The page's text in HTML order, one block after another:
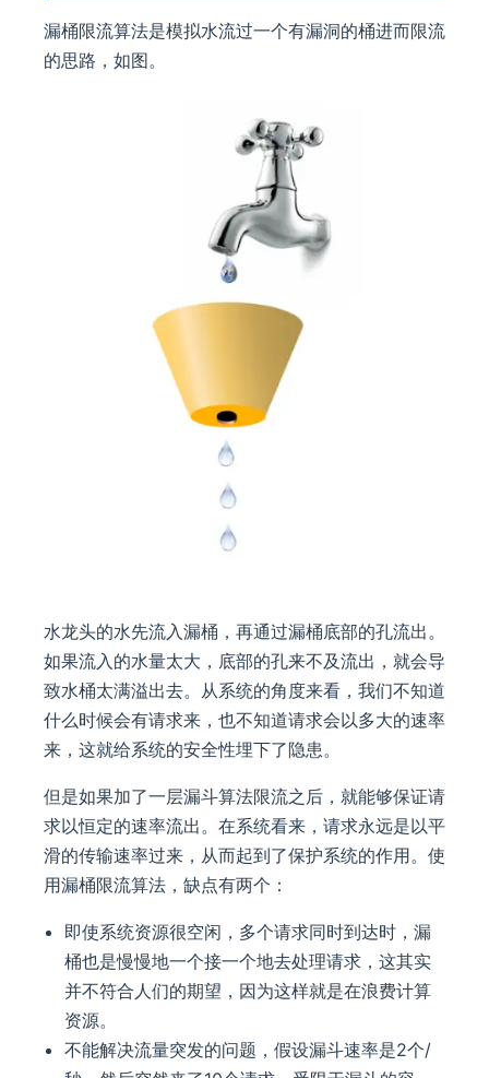
漏桶限流算法是模拟水流过一个有漏洞的桶进而限流
的思路，如图。
水龙头的水先流入漏桶，再通过漏桶底部的孔流出。
如果流入的水量太大，底部的孔来不及流出，就会导
致水桶太满溢出去。从系统的角度来看，我们不知道
什么时候会有请求来，也不知道请求会以多大的速率
来，这就给系统的安全性埋下了隐患。
但是如果加了一层漏斗算法限流之后，就能够保证请
求以恒定的速率流出。在系统看来，请求永远是以平
滑的传输速率过来，从而起到了保护系统的作用。使
用漏桶限流算法，缺点有两个：
即使系统资源很空闲，多个请求同时到达时，漏
桶也是慢慢地一个接一个地去处理请求，这其实
并不符合人们的期望，因为这样就是在浪费计算
资源。
不能解决流量突发的问题，假设漏斗速率是2个/